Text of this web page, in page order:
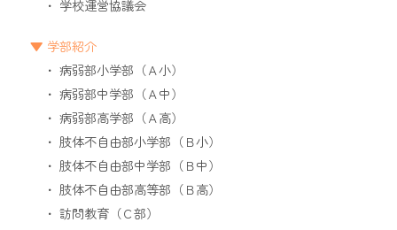
学校運営協議会
学部紹介
病弱部小学部（Ａ小）
病弱部中学部（Ａ中）
病弱部高学部（Ａ高）
肢体不自由部小学部（Ｂ小）
肢体不自由部中学部（Ｂ中）
肢体不自由部高等部（Ｂ高）
訪問教育（Ｃ部）